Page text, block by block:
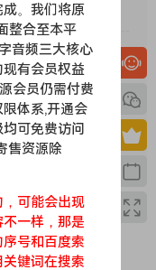
into entirely new
experimental digital
into an endless
can generate
into the audio
like texture and
audio file into a
traces of the
you unique synth
of your source
shaping to build
stay in tune with
。我们将原
整合至本平
音频三大核心
有会员权益
会员仍需付费
体系,开通会
可免费访问
售资源除
可能会出现
一样，那是
号和百度索
键词在搜索